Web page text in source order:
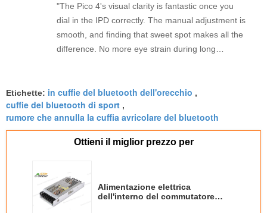
"The Pico 4's visual clarity is fantastic once you
dial in the IPD correctly. The manual adjustment is
smooth, and finding that sweet spot makes all the
difference. No more eye strain during long
fantastic once you dial in the IPD correctly. The
manual adjustment is smooth, and finding that
sweet spot makes all the difference. No more eye
taking the time to set it up properly!""The Pico 4's
correctly. The manual adjustment is smooth, and
finding that sweet spot makes all the difference.
No more eye strain during long sessions. Highly
Etichette: in cuffie del bluetooth dell'orecchio ,
cuffie del bluetooth di sport ,
rumore che annulla la cuffia avricolare del bluetooth
Ottieni il miglior prezzo per
Alimentazione elettrica
dell'interno del commutatore